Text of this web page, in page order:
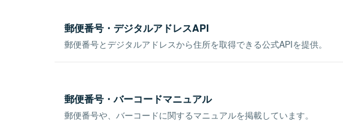
郵便番号・デジタルアドレスAPI
郵便番号とデジタルアドレスから住所を取得できる公式APIを提供。
郵便番号・バーコードマニュアル
郵便番号や、バーコードに関するマニュアルを掲載しています。